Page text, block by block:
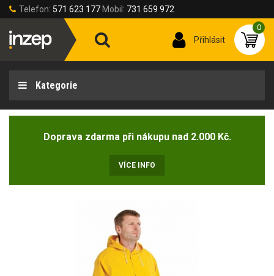
Telefon: 571 623 177 Mobil: 731 659 972
Přihlásit
0
Kategorie
Doprava zdarma při nákupu nad 2.000 Kč.
VÍCE INFO